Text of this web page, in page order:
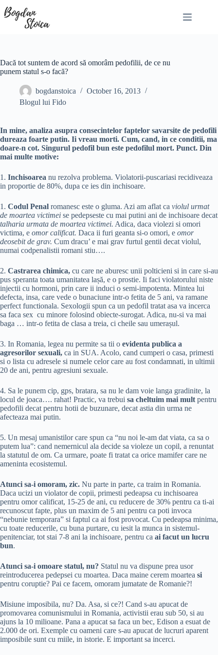
to
content
Dacă tot suntem de acord să omorâm pedofilii, de ce nu
punem statul s-o facă?
bogdanstoica
October 16, 2013
Blogul lui Fido
In mine, analiza asupra consecintelor faptelor savarsite de pedofili
dureaza foarte putin. Ii vreau morti. Cum, cand, in ce conditii, ma
doare-n cot. Singurul pedofil bun este pedofilul mort. Punct. Din
mai multe motive:
1. Inchisoarea nu rezolva problema. Violatorii-puscariasi recidiveaza
in proportie de 80%, dupa ce ies din inchisoare.
1. Codul Penal romanesc este o gluma. Azi am aflat ca violul urmat
de moartea victimei se pedepseste cu mai putini ani de inchisoare decat
talharia urmata de moartea victimei. Adica, daca violezi si omori
victima, e omor calificat. Daca ii furi geanta si-o omori, e omor
deosebit de grav. Cum dracu’ e mai grav furtul gentii decat violul,
numai codpenalistii romani stiu….
2. Castrarea chimica, cu care ne aburesc unii polticieni si in care si-au
pus speranta toata umanitatea lașă, e o prostie. Ii faci violatorului niste
injectii cu hormoni, prin care ii induci o semi-impotenta. Mintea lui
defecta, insa, care vede o bunaciune intr-o fetita de 5 ani, va ramane
perfect functionala. Sexologii spun ca un pedofil tratat asa va incerca
sa faca sex cu minore folosind obiecte-surogat. Adica, nu-si va mai
baga … intr-o fetita de clasa a treia, ci cheile sau umerașul.
3. In Romania, legea nu permite sa tii o evidenta publica a
agresorilor sexuali, ca in SUA. Acolo, cand cumperi o casa, primesti
si o lista cu adresele si numele celor care au fost condamnati, in ultimii
20 de ani, pentru agresiuni sexuale.
4. Sa le punem cip, gps, bratara, sa nu le dam voie langa gradinite, la
locul de joaca…. rahat! Practic, va trebui sa cheltuim mai mult pentru
pedofili decat pentru hotii de buzunare, decat astia din urma ne
afecteaza mai putin.
5. Un mesaj umanistilor care spun ca “nu noi le-am dat viata, ca sa o
putem lua”: cand nemernicul ala decide sa violeze un copil, a renuntat
la statutul de om. Ca urmare, poate fi tratat ca orice mamifer care ne
ameninta ecosistemul.
Atunci sa-i omoram, zic. Nu parte in parte, ca traim in Romania.
Daca ucizi un violator de copii, primesti pedeapsa cu inchisoarea
pentru omor calificat, 15-25 de ani, cu reducere de 30% pentru ca ti-ai
recunoscut fapte, plus un maxim de 5 ani pentru ca poti invoca
“nebunie temporara” si faptul ca ai fost provocat. Cu pedeapsa minima,
cu toate reducerile, cu buna purtare, cu iesit la munca in sistemul-
penitenciar, tot stai 7-8 ani la inchisoare, pentru ca ai facut un lucru
bun.
Atunci sa-i omoare statul, nu? Statul nu va dispune prea usor
reintroducerea pedepsei cu moartea. Daca maine cerem moartea si
pentru coruptie? Pai ce facem, omoram jumatate de Romanie?!
Misiune imposibila, nu? Da. Asa, si ce?! Cand s-au apucat de
promovarea comunismului in Romania, activistii erau sub 50, si au
ajuns la 10 milioane. Pana a apucat sa faca un bec, Edison a esuat de
2.000 de ori. Exemple cu oameni care s-au apucat de lucruri aparent
imposibile sunt cu miile, in istorie. E important sa incerci.